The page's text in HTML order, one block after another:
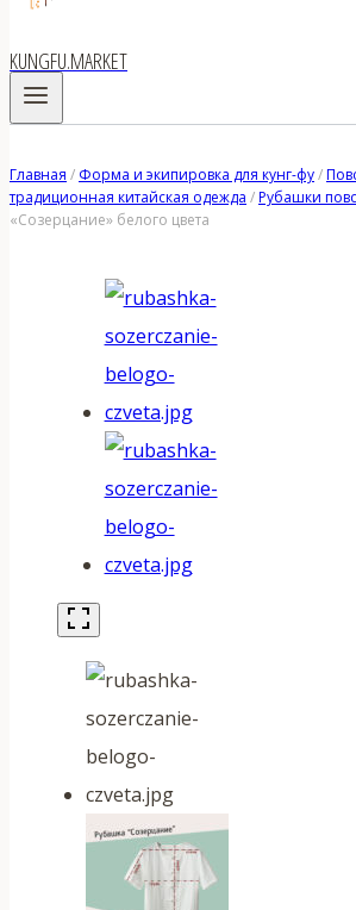
KUNGFU.MARKET
Главная / Форма и экипировка для кунг-фу/
традиционная китайская одежда /Рубашки
«Созерцание» белого цвета